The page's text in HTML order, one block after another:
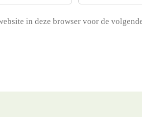
in deze browser voor de